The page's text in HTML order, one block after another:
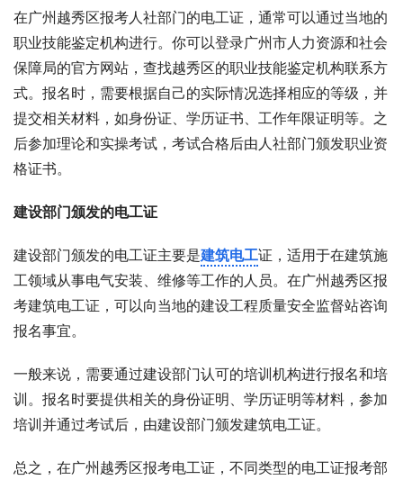
在广州越秀区报考人社部门的电工证，通常可以通过当地的
职业技能鉴定机构进行。你可以登录广州市人力资源和社会
保障局的官方网站，查找越秀区的职业技能鉴定机构联系方
式。报名时，需要根据自己的实际情况选择相应的等级，并
提交相关材料，如身份证、学历证书、工作年限证明等。之
后参加理论和实操考试，考试合格后由人社部门颁发职业资
格证书。
建设部门颁发的电工证
建设部门颁发的电工证主要是建筑电工证，适用于在建筑施
工领域从事电气安装、维修等工作的人员。在广州越秀区报
考建筑电工证，可以向当地的建设工程质量安全监督站咨询
报名事宜。
一般来说，需要通过建设部门认可的培训机构进行报名和培
训。报名时要提供相关的身份证明、学历证明等材料，参加
培训并通过考试后，由建设部门颁发建筑电工证。
总之，在广州越秀区报考电工证，不同类型的电工证报考部